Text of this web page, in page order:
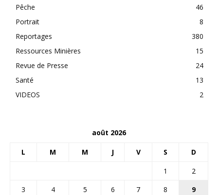
Pêche
46
Portrait
8
Reportages
380
Ressources Minières
15
Revue de Presse
24
Santé
13
VIDEOS
2
août 2026
L M M J V S D
1
2
3
4 5 6 7 8
9